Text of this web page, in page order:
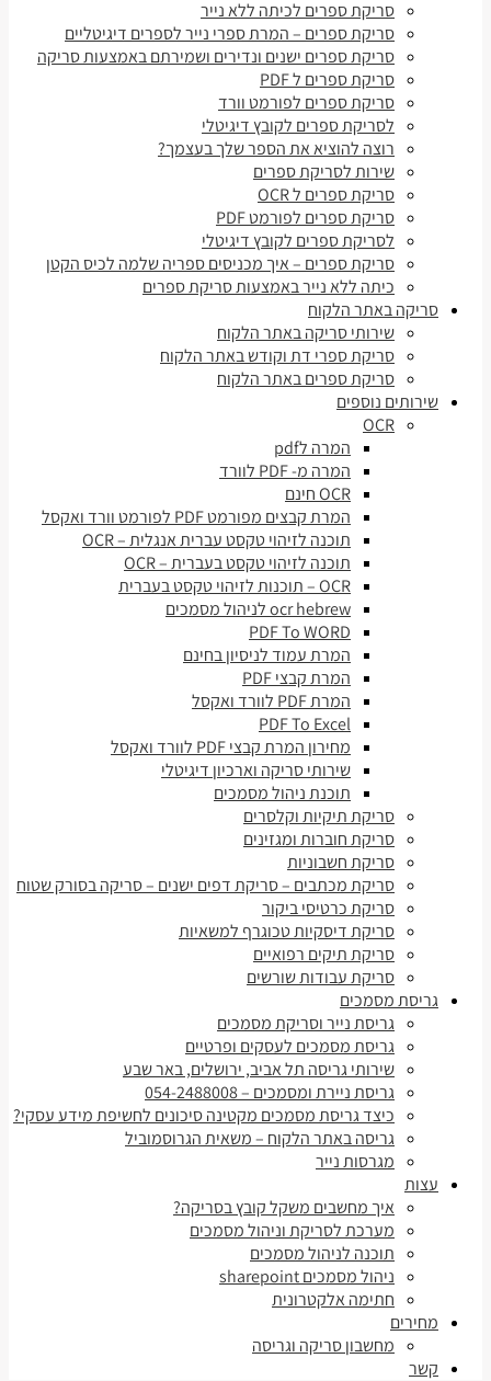
סריקת ספרים לכיתה ללא נייר
סריקת ספרים – המרת ספרי נייר לספרים דיגיטליים
סריקת ספרים ישנים ונדירים ושמירתם באמצעות סריקה
סריקת ספרים ל PDF
סריקת ספרים לפורמט וורד
לסריקת ספרים לקובץ דיגיטלי
רוצה להוציא את הספר שלך בעצמך?
שירות לסריקת ספרים
סריקת ספרים ל OCR
סריקת ספרים לפורמט PDF
לסריקת ספרים לקובץ דיגיטלי
סריקת ספרים – איך מכניסים ספריה שלמה לכיס הקטן
כיתה ללא נייר באמצעות סריקת ספרים
סריקה באתר הלקוח
שירותי סריקה באתר הלקוח
סריקת ספרי דת וקודש באתר הלקוח
סריקת ספרים באתר הלקוח
שירותים נוספים
OCR
המרה לpdf
המרה מ- PDF לוורד
OCR חינם
המרת קבצים מפורמט PDF לפורמט וורד ואקסל
תוכנה לזיהוי טקסט עברית אנגלית – OCR
תוכנה לזיהוי טקסט בעברית – OCR
OCR – תוכנות לזיהוי טקסט בעברית
ocr hebrew לניהול מסמכים
PDF To WORD
המרת עמוד לניסיון בחינם
המרת קבצי PDF
המרת PDF לוורד ואקסל
PDF To Excel
מחירון המרת קבצי PDF לוורד ואקסל
שירותי סריקה וארכיון דיגיטלי
תוכנת ניהול מסמכים
סריקת תיקיות וקלסרים
סריקת חוברות ומגזינים
סריקת חשבוניות
סריקת מכתבים – סריקת דפים ישנים – סריקה בסורק שטוח
סריקת כרטיסי ביקור
סריקת דיסקיות טכוגרף למשאיות
סריקת תיקים רפואיים
סריקת עבודות שורשים
גריסת מסמכים
גריסת נייר וסריקת מסמכים
גריסת מסמכים לעסקים ופרטיים
שירותי גריסה תל אביב, ירושלים, באר שבע
גריסת ניירת ומסמכים – 054-2488008
כיצד גריסת מסמכים מקטינה סיכונים לחשיפת מידע עסקי?
גריסה באתר הלקוח – משאית הגרוסמוביל
מגרסות נייר
עצות
איך מחשבים משקל קובץ בסריקה?
מערכת לסריקת וניהול מסמכים
תוכנה לניהול מסמכים
ניהול מסמכים sharepoint
חתימה אלקטרונית
מחירים
מחשבון סריקה וגריסה
קשר